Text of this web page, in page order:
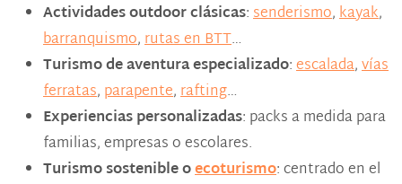
Actividades outdoor clásicas:senderismo,kayak,
barranquismo,rutas en BTT…
Turismo de aventura especializado:escalada,vías
ferratas, parapente,rafting…
Experiencias personalizadas: packs a medida para
familias, empresas o escolares.
Turismo sostenible oecoturismo: centrado en el